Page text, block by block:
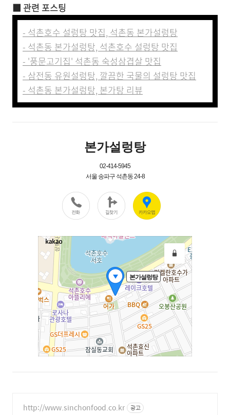
■ 관련 포스팅
- 석촌호수 설렁탕 맛집, 석촌동 본가설렁탕
- 석촌동 본가설렁탕, 석촌호수 설렁탕 맛집
- '풍문고기집' 석촌동 숙성삼겹살 맛집
- 삼전동 유원설렁탕, 깔끔한 국물의 설렁탕 맛집
- 석촌동 본가설렁탕, 본가탕 리뷰
http://www.sinchonfood.co.kr 광고